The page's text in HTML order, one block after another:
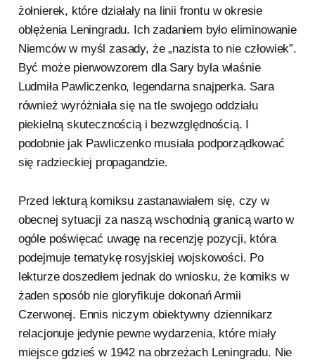
żołnierek, które działały na linii frontu w okresie
oblężenia Leningradu. Ich zadaniem było eliminowanie
Niemców w myśl zasady, że „nazista to nie człowiek”.
Być może pierwowzorem dla Sary była właśnie
Ludmiła Pawliczenko, legendarna snajperka. Sara
również wyróżniała się na tle swojego oddziału
piekielną skutecznością i bezwzględnością. I
podobnie jak Pawliczenko musiała podporządkować
się radzieckiej propagandzie.
Przed lekturą komiksu zastanawiałem się, czy w
obecnej sytuacji za naszą wschodnią granicą warto w
ogóle poświęcać uwagę na recenzję pozycji, która
podejmuje tematykę rosyjskiej wojskowości. Po
lekturze doszedłem jednak do wniosku, że komiks w
żaden sposób nie gloryfikuje dokonań Armii
Czerwonej. Ennis niczym obiektywny dziennikarz
relacjonuje jedynie pewne wydarzenia, które miały
miejsce gdzieś w 1942 na obrzeżach Leningradu. Nie